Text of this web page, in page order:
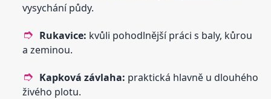
vysychání půdy.
Rukavice: kvůli pohodlnější práci s baly, kůrou
a zeminou.
Kapková závlaha: praktická hlavně u dlouhého
živého plotu.